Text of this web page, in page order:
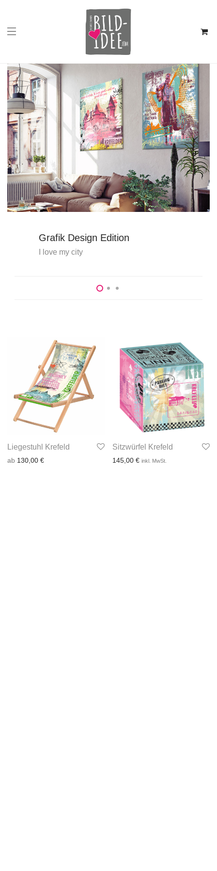
Grafik Design Edition
I love my city
Liegestuhl Krefeld
ab 130,00 €
Sitzwürfel Krefeld
145,00 € inkl. MwSt.